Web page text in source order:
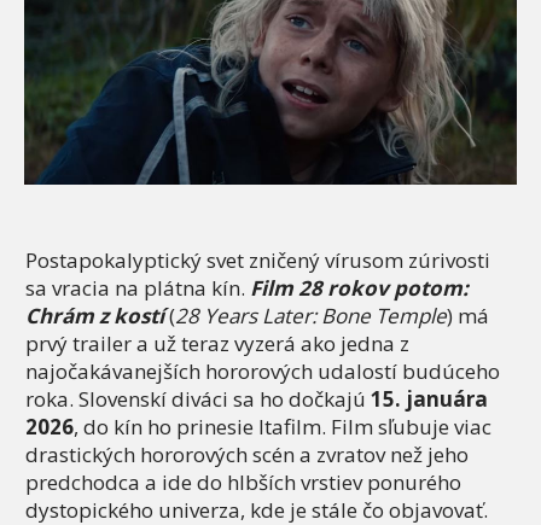
Postapokalyptický svet zničený vírusom zúrivosti
sa vracia na plátna kín. Film 28 rokov potom:
Chrám z kostí(28 Years Later: Bone Temple) má
prvý trailera už teraz vyzerá ako jedna z
najočakávanejších hororových udalostí budúceho
roka. Slovenskí diváci sa ho dočkajú 15. januára
2026, do kín ho prinesie Itafilm. Film sľubuje viac
drastických hororových scén a zvratov než jeho
predchodca a ide do hlbších vrstiev ponurého
dystopického univerza, kde je stále čo objavovať.